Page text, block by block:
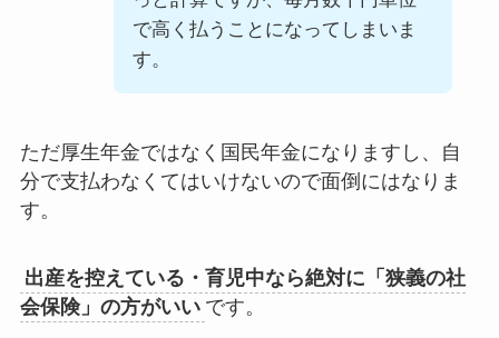
で高く払うことになってしまいま
す。
ただ厚生年金ではなく国民年金になりますし、自
分で支払わなくてはいけないので面倒 にはなりま
す。
出産を控えている・育児中なら絶対に「狭義の社
会保険」の方がいい です。